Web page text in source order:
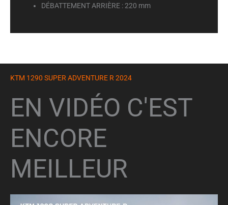
DÉBATTEMENT ARRIÈRE :220 mm
KTM 1290 SUPER ADVENTURE R 2024
EN VIDÉO C'EST
ENCORE
MEILLEUR